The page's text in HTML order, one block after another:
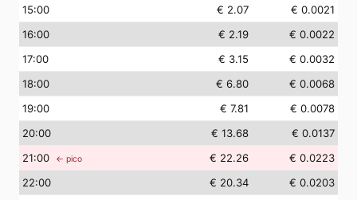
15:00 € 2.07
€ 0.0021
16:00 € 2.19
€ 0.0022
17:00 € 3.15
€ 0.0032
18:00 € 6.80
€ 0.0068
19:00 € 7.81
€ 0.0078
20:00 € 13.68
€ 0.0137
21:00 ← pico € 22.26
€ 0.0223
22:00 € 20.34
€ 0.0203